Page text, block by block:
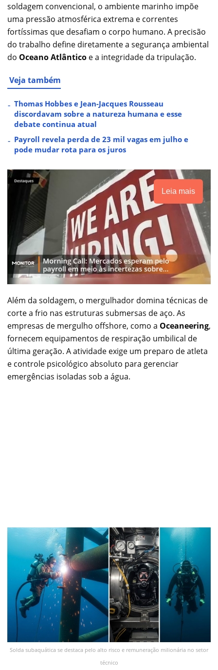
soldagem convencional, o ambiente marinho impõe
uma pressão atmosférica extrema e correntes
fortíssimas que desafiam o corpo humano. A precisão
do trabalho define diretamente a segurança ambiental
do Oceano Atlântico e a integridade da tripulação.
Veja também
Thomas Hobbes e Jean-Jacques Rousseau
discordavam sobre a natureza humana e esse
debate continua atual
Payroll revela perda de 23 mil vagas em julho e
pode mudar rota para os juros
Leia mais
Além da soldagem, o mergulhador domina técnicas de
corte a frio nas estruturas submersas de aço. As
empresas de mergulho offshore, como a Oceaneering,
fornecem equipamentos de respiração umbilical de
última geração. A atividade exige um preparo de atleta
e controle psicológico absoluto para gerenciar
emergências isoladas sob a água.
Solda subaquática se destaca pelo alto risco e remuneração milionária no setor
técnico